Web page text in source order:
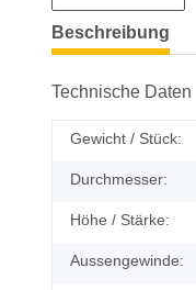
Beschreibung
Technische Daten
Gewicht / Stück:
Durchmesser:
Höhe / Stärke:
Aussengewinde: